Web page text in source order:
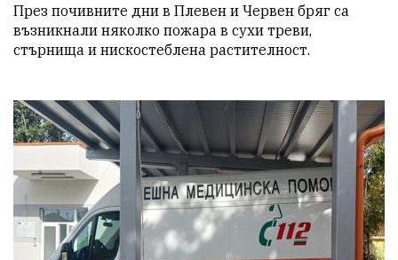
През почивните дни в Плевен и Червен бряг са
възникнали няколко пожара в сухи треви,
стърнища и нискостеблена растителност.